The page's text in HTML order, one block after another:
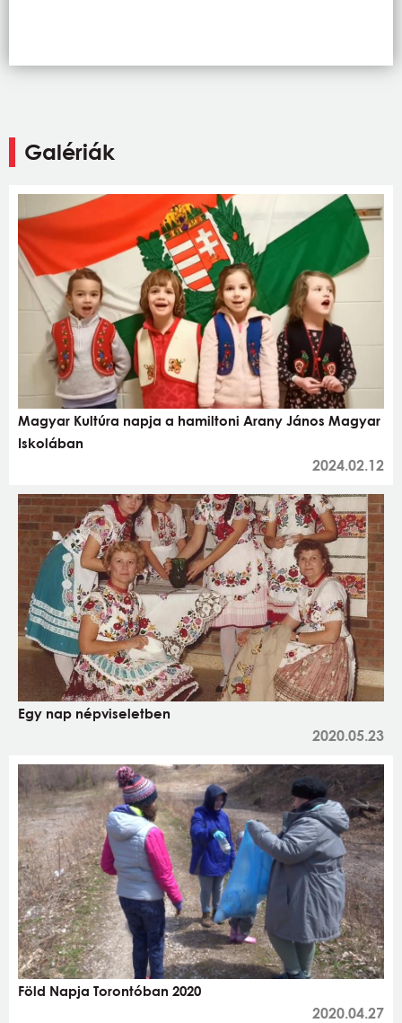
Galériák
Magyar Kultúra napja a hamiltoni Arany János Magyar
Iskolában
2024.02.12
Egy nap népviseletben
2020.05.23
Föld Napja Torontóban 2020
2020.04.27